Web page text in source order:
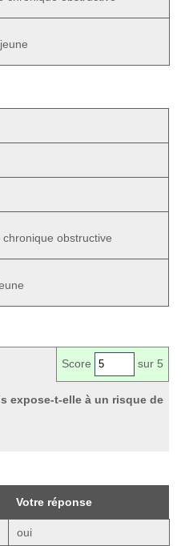
obstructive
Score sur 5
expose-t-elle à un risque de
Votre réponse
oui